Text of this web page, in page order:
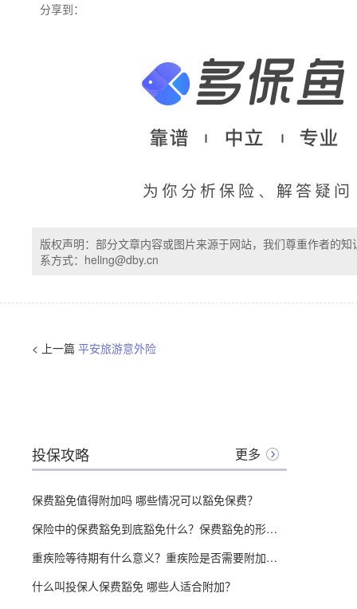
版权声明：部分文章内容或图片来源于网站，我们尊重作者的
系方式：heling@dby.cn
分享到：
< 上一篇 平安旅游意外险
投保攻略 更多
保费豁免值得附加吗 哪些情况可以豁免保费？
保险中的保费豁免到底豁免什么？保费豁免的形式有哪些？
重疾险等待期有什么意义？重疾险是否需要附加轻症和保费豁免？
什么叫投保人保费豁免 哪些人适合附加？